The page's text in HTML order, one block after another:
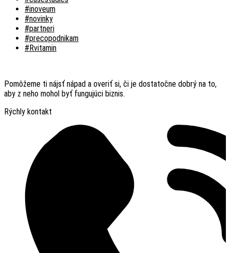
#inoveum
#novinky
#partneri
#precopodnikam
#Rvitamin
Pomôžeme ti nájsť nápad a overiť si, či je dostatočne dobrý na to,
aby z neho mohol byť fungujúci biznis.
Rýchly kontakt